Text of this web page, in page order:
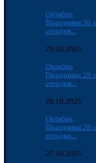
Октябрь
Праздники 30
сегодня...
29.10.2025
Октябрь
Праздники 29
сегодня...
28.10.2025
Октябрь
Праздники 28
сегодня...
27.10.2025